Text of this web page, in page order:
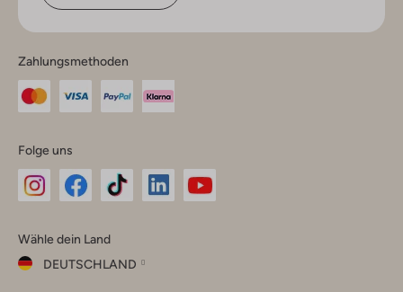
Zahlungsmethoden
Folge uns
Instagram
Facebook
TikTok
Wähle dein Land
DEUTSCHLAND